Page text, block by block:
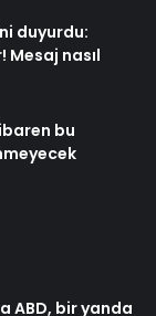
duyurdu:
Mesaj nasıl
bu
ABD, bir yanda